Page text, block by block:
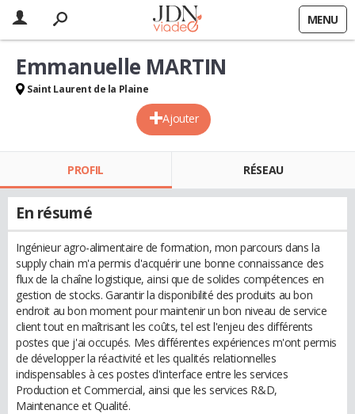
MENU
Ajouter
Emmanuelle MARTIN
Saint Laurent de la Plaine
PROFIL RÉSEAU
En résumé
Ingénieur agro-alimentaire de formation, mon parcours dans la
supply chain m'a permis d'acquérir une bonne connaissance des
flux de la chaîne logistique, ainsi que de solides compétences en
gestion de stocks. Garantir la disponibilité des produits au bon
endroit au bon moment pour maintenir un bon niveau de service
client tout en maîtrisant les coûts, tel est l'enjeu des différents
postes que j'ai occupés. Mes différentes expériences m'ont permis
de développer la réactivité et les qualités relationnelles
indispensables à ces postes d'interface entre les services
Production et Commercial, ainsi que les services R&D,
Maintenance et Qualité.